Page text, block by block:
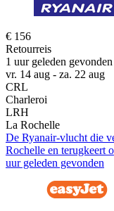
€ 156
Retourreis
1 uur geleden gevonden
vr. 14 aug - za. 22 aug
CRL
Charleroi
LRH
La Rochelle
De Ryanair-vlucht die
Rochelle en terugkeert
uur geleden gevonden